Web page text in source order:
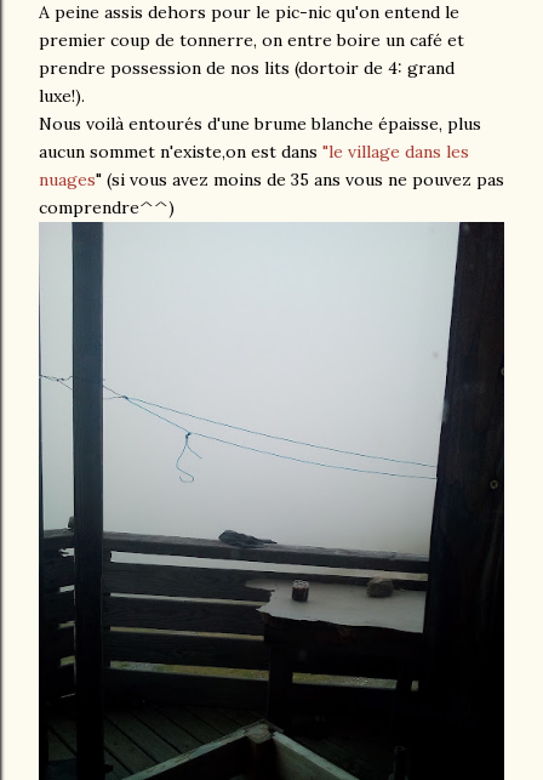
A peine assis dehors pour le pic-nic qu'on entend le
premier coup de tonnerre, on entre boire un café et
prendre possession de nos lits (dortoir de 4: grand
luxe!).
Nous voilà entourés d'une brume blanche épaisse, plus
aucun sommet n'existe,on est dans "le village dans les
nuages" (si vous avez moins de 35 ans vous ne pouvez pas
comprendre^^)